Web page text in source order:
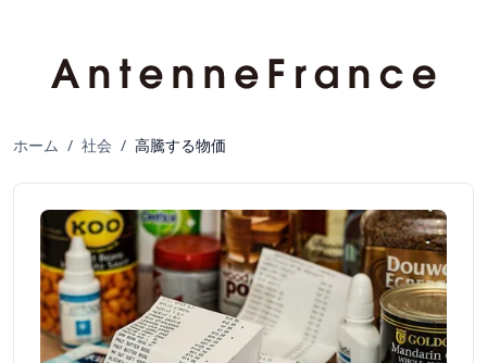
ホーム / 社会 / 高騰する物価